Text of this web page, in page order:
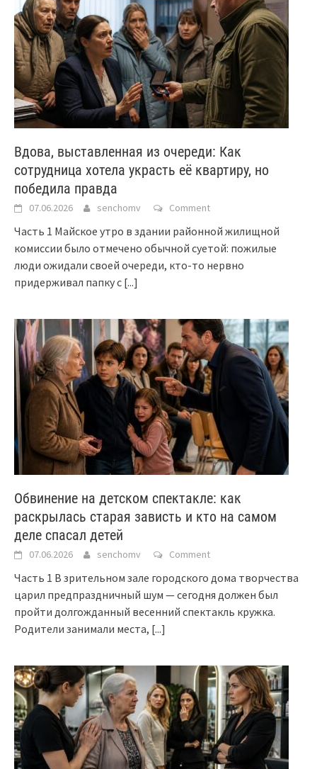
Вдова, выставленная из очереди: Как
сотрудница хотела украсть её квартиру, но
победила правда
07.06.2026 senchomv Comment
Часть 1 Майское утро в здании районной жилищной
комиссии было отмечено обычной суетой: пожилые
люди ожидали своей очереди, кто-то нервно
придерживал папку с [...]
Обвинение на детском спектакле: как
раскрылась старая зависть и кто на самом
деле спасал детей
07.06.2026 senchomv Comment
Часть 1 В зрительном зале городского дома творчества
царил предпраздничный шум — сегодня должен был
пройти долгожданный весенний спектакль кружка.
Родители занимали места, [...]